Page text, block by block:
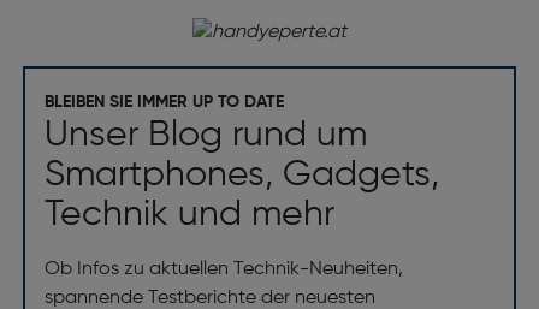
BLEIBEN SIE IMMER UP TO DATE
Unser Blog rund um
Smartphones, Gadgets,
Technik und mehr
Ob Infos zu aktuellen Technik-Neuheiten,
spannende Testberichte der neuesten